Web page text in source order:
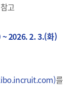
고
2026. 2. 3.(화)
를